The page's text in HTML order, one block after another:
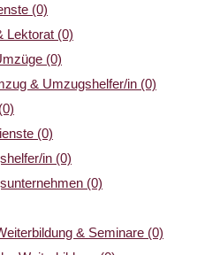
(0)
Lektorat (0)
(0)
& Umzugshelfer/in (0)
(0)
(0)
in (0)
(0)
& Seminare (0)